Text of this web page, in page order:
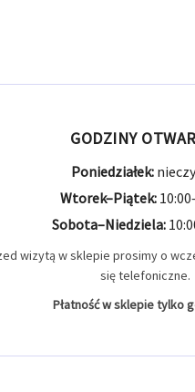
GODZINY
Poniedziałek:
Wtorek–Piątek:
Sobota–Niedziela:
wizytą w sklepie prosimy o
się telefoniczne.
Płatność w sklepie tylko